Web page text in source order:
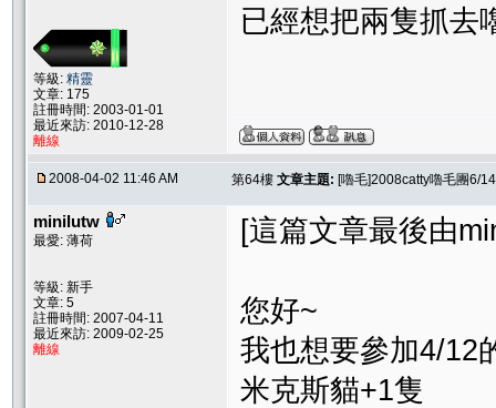
等級: 精靈
文章: 175
註冊時間: 2003-01-01
最近來訪: 2010-12-28
離線
已經想把兩隻抓去
2008-04-02 11:46 AM 第64樓 文章主題: [嚕毛]2008catty嚕毛團6/
minilutw
最愛: 薄荷
等級: 新手
文章: 5
註冊時間: 2007-04-11
最近來訪: 2009-02-25
離線
[這篇文章最後由
您好~
我也想要參加4/12
米克斯貓+1隻